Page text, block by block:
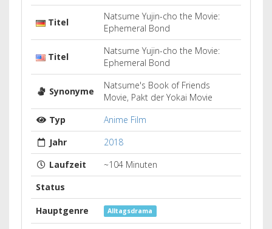
Titel
Natsume Yujin-cho the Movie:
Ephemeral Bond
Titel
Natsume Yujin-cho the Movie:
Ephemeral Bond
Synonyme
Natsume's Book of Friends
Movie, Pakt der Yokai Movie
Typ
Anime Film
Jahr
2018
Laufzeit
~104 Minuten
Status
Hauptgenre Alltagsdrama